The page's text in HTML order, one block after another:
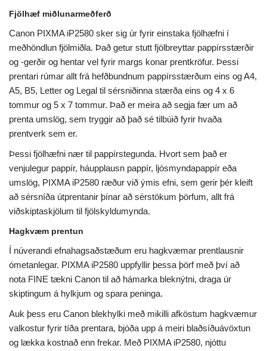
Fjölhæf miðlunarmeðferð
Canon PIXMA iP2580 sker sig úr fyrir einstaka fjölhæfni í
meðhöndlun fjölmiðla. Það getur stutt fjölbreyttar pappírsstærðir
og -gerðir og hentar vel fyrir margs konar prentkröfur. Þessi
prentari rúmar allt frá hefðbundnum pappírsstærðum eins og A4,
A5, B5, Letter og Legal til sérsniðinna stærða eins og 4 x 6
tommur og 5 x 7 tommur. Það er meira að segja fær um að
prenta umslög, sem tryggir að það sé tilbúið fyrir hvaða
prentverk sem er.
Þessi fjölhæfni nær til pappírstegunda. Hvort sem það er
venjulegur pappír, háupplausn pappír, ljósmyndapappír eða
umslög, PIXMA iP2580 ræður við ýmis efni, sem gerir þér kleift
að sérsníða útprentanir þínar að sérstökum þörfum, allt frá
viðskiptaskjölum til fjölskyldumynda.
Hagkvæm prentun
Í núverandi efnahagsaðstæðum eru hagkvæmar prentlausnir
ómetanlegar. PIXMA iP2580 uppfyllir þessa þörf með því að
nota FINE tækni Canon til að hámarka bleknýtni, draga úr
skiptingum á hylkjum og spara peninga.
Auk þess eru Canon blekhylki með mikilli afköstum hagkvæmur
valkostur fyrir tíða prentara, bjóða upp á meiri blaðsíðuávöxtun
og lækka kostnað enn frekar. Með PIXMA iP2580, njóttu